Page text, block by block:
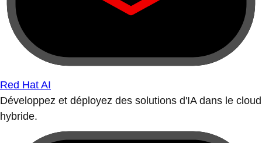
Red Hat AI
Développez et déployez des solutions d'IA dans le cloud
hybride.